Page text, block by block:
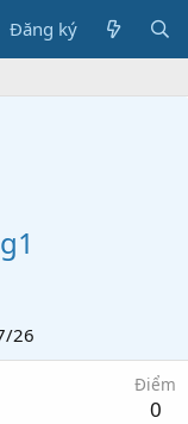
Đăng ký
26
Điểm
0